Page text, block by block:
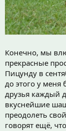
Конечно, мы
прекрасные
Пицунду в
до этого у
друзья каждый
вкуснейшие
преодолеть
говорят ещё,